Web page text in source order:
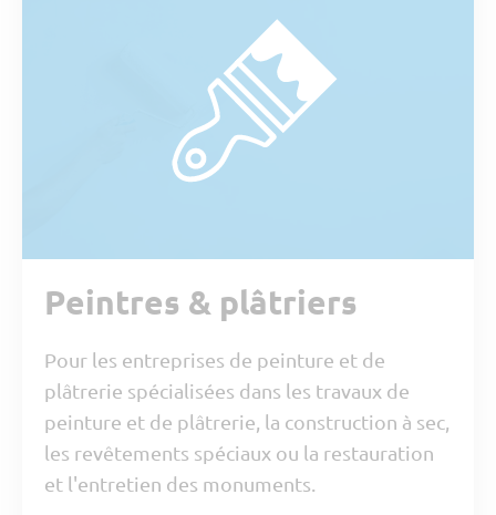
Peintres & plâtriers
Pour les entreprises de peinture et de
plâtrerie spécialisées dans les travaux de
peinture et de plâtrerie, la construction à sec,
les revêtements spéciaux ou la restauration
et l'entretien des monuments.